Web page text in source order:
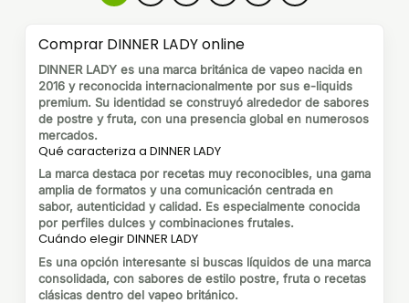
Comprar DINNER LADY online
DINNER LADY es una marca británica de vapeo nacida en
2016 y reconocida internacionalmente por sus e-liquids
premium. Su identidad se construyó alrededor de sabores
de postre y fruta, con una presencia global en numerosos
mercados.
Qué caracteriza a DINNER LADY
La marca destaca por recetas muy reconocibles, una gama
amplia de formatos y una comunicación centrada en
sabor, autenticidad y calidad. Es especialmente conocida
por perfiles dulces y combinaciones frutales.
Cuándo elegir DINNER LADY
Es una opción interesante si buscas líquidos de una marca
consolidada, con sabores de estilo postre, fruta o recetas
clásicas dentro del vapeo británico.